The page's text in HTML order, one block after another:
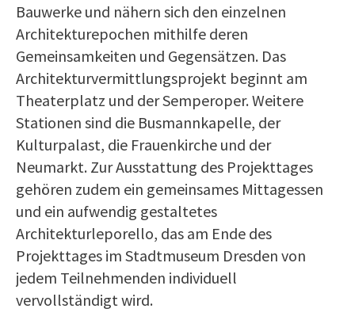
Bauwerke und nähern sich den einzelnen
Architekturepochen mithilfe deren
Gemeinsamkeiten und Gegensätzen. Das
Architekturvermittlungsprojekt beginnt am
Theaterplatz und der Semperoper. Weitere
Stationen sind die Busmannkapelle, der
Kulturpalast, die Frauenkirche und der
Neumarkt. Zur Ausstattung des Projekttages
gehören zudem ein gemeinsames Mittagessen
und ein aufwendig gestaltetes
Architekturleporello, das am Ende des
Projekttages im Stadtmuseum Dresden von
jedem Teilnehmenden individuell
vervollständigt wird.